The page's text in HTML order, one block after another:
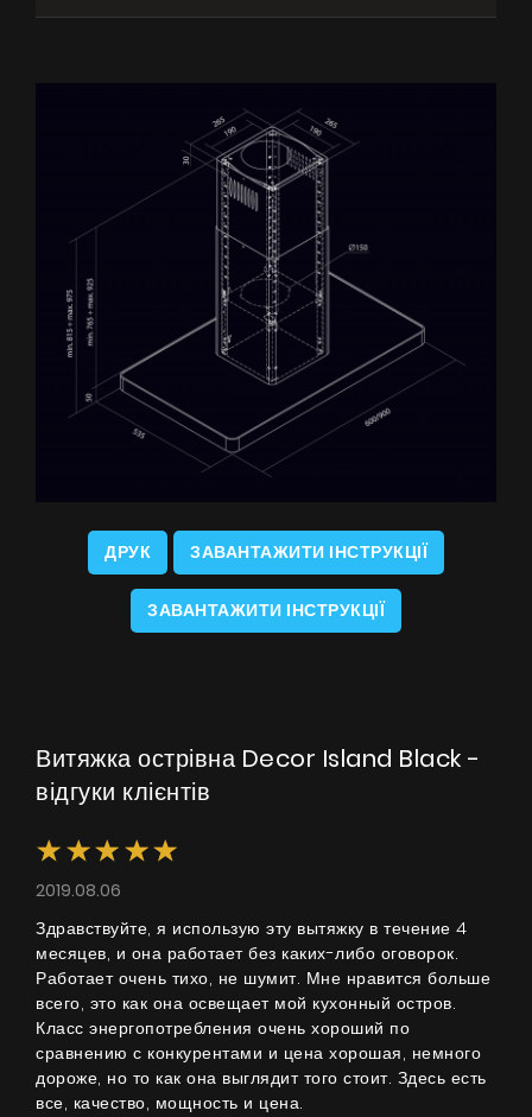
ДРУК ЗАВАНТАЖИТИ ІНСТРУКЦІЇ
ЗАВАНТАЖИТИ ІНСТРУКЦІЇ
Витяжка острівна Decor Island Black -
відгуки клієнтів
2019.08.06
Здравствуйте, я использую эту вытяжку в течение 4
месяцев, и она работает без каких-либо оговорок.
Работает очень тихо, не шумит. Мне нравится больше
всего, это как она освещает мой кухонный остров.
Класс энергопотребления очень хороший по
сравнению с конкурентами и цена хорошая, немного
дороже, но то как она выглядит того стоит. Здесь есть
все, качество, мощность и цена.